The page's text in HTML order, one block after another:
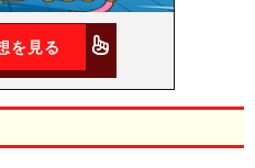
を見る